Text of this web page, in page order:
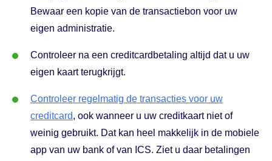
Bewaar een kopie van de transactiebon voor uw
eigen administratie.
Controleer na een creditcardbetaling altijd dat u uw
eigen kaart terugkrijgt.
Controleer regelmatig de transacties voor uw
creditcard, ook wanneer u uw creditkaart niet of
weinig gebruikt. Dat kan heel makkelijk in de mobiele
app van uw bank of van ICS. Ziet u daar betalingen